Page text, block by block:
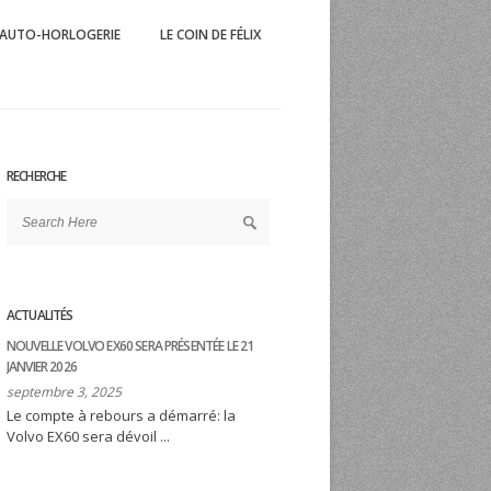
et du sport éponyme
AUTO-HORLOGERIE LE COIN DE FÉLIX
RECHERCHE
ACTUALITÉS
NOUVELLE VOLVO EX60 SERA PRÉSENTÉE LE 21
JANVIER 2026
septembre 3, 2025
Le compte à rebours a démarré: la
Volvo EX60 sera dévoil ...